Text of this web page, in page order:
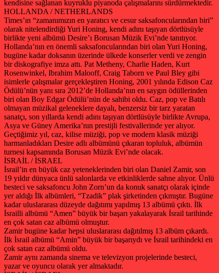
kendisine sağlanan kuyruklu piyanoda çalışmalarını sürdürmektedir.
HOLLANDA / NETHERLANDS
Times’ın “zamanımızın en yaratıcı ve cesur saksafoncularından biri”
olarak nitelendirdiği Yuri Honing, kendi adını taşıyan dörtlüsüyle
birlikte yeni albümü Desire’ı Borusan Müzik Evi’nde tanıtıyor.
Hollanda’nın en önemli saksafoncularından biri olan Yuri Honing,
bugüne kadar doksanın üzerinde ülkede konserler verdi ve zengin
bir diskografiye imza attı. Pat Metheny, Charlie Haden, Kurt
Rosenwinkel, Ibrahim Malooff, Craig Taborn ve Paul Bley gibi
isimlerle çalışmalar gerçekleştiren Honing, 2001 yılında Edison Caz
Ödülü’nün yanı sıra 2012’de Hollanda’nın en saygın ödüllerinden
biri olan Boy Edgar Ödülü’nün de sahibi oldu. Caz, pop ve Batılı
olmayan müzikal geleneklere dayalı, benzersiz bir tarz yaratan
sanatçı, son yıllarda kendi adını taşıyan dörtlüsüyle birlikte Avrupa,
Asya ve Güney Amerika’nın prestijli festivallerinde yer alıyor.
Geçtiğimiz yıl, caz, kilise müziği, pop ve modern klasik müziği
harmanladıkları Desire adlı albümünü çıkaran topluluk, albümün
turnesi kapsamında Borusan Müzik Evi’nde olacak.
İSRAİL / İSRAEL
İsrail’in en büyük caz yeteneklerinden biri olan Daniel Zamir, son
19 yıldır dünyaca ünlü salonlarda ve etkinliklerde sahne alıyor. Ünlü
besteci ve saksafoncu John Zorn’un da konuk sanatçı olarak içinde
yer aldığı İlk albümleri, “Tzadik” plak şirketinden çıkmıştır. Bugüne
kadar uluslararası düzeyde dağıtımı yapılmış 13 albümü çıktı. İlk
İsrailli albümü “Amen” büyük bir başarı yakalayarak İsrail tarihinde
en çok satan caz albümü olmuştur.
Zamir bugüne kadar hepsi uluslararası dağıtılmış 13 albüm çıkardı.
İlk İsrail albümü “Amin” büyük bir başarıydı ve İsrail tarihindeki en
çok satan caz albümü oldu.
Zamir aynı zamanda sinema ve televizyon projelerinde besteci,
yazar ve oyuncu olarak yer almaktadır.